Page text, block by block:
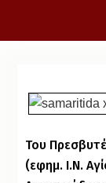
Του
(εφημ. Ι.Ν.